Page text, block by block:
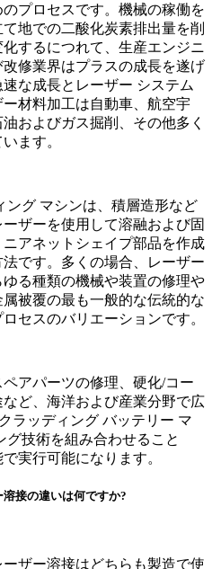
プロセスです。機械の稼働を
地での二酸化炭素排出量を削
するにつれて、生産エンジニ
修業界はプラスの成長を遂げ
な成長とレーザー システム
材料加工は自動車、航空宇
およびガス掘削、その他多く
ます。
ング マシンは、積層造形など
ザーを使用して溶融および固
アネットシェイプ部品を作成
です。多くの場合、レーザー
る種類の機械や装置の修理や
被覆の最も一般的な伝統的な
セスのバリエーションです。
アパーツの修理、硬化/コー
ど、海洋および産業分野で広
ラッディング バッテリー マ
グ技術を組み合わせること
実行可能になります。
接の違いは何ですか?
ザー溶接はどちらも製造で使